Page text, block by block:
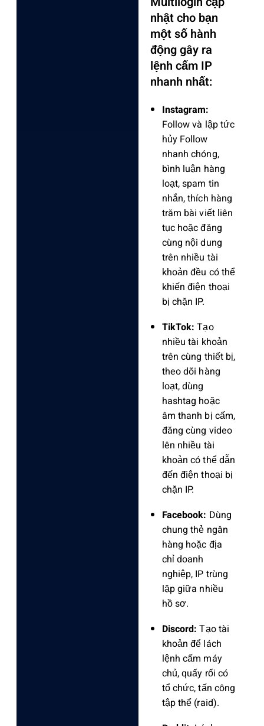
nhật cho bạn
một số hành
động gây ra
lệnh cấm IP
nhanh nhất:
Instagram:
Follow và lập tức
hủy Follow
nhanh chóng,
bình luận hàng
loạt, spam tin
nhắn, thích hàng
trăm bài viết liên
tục hoặc đăng
cùng nội dung
trên nhiều tài
khoản đều có thể
khiến điện thoại
bị chặn IP.
TikTok: Tạo
nhiều tài khoản
trên cùng thiết bị,
theo dõi hàng
loạt, dùng
hashtag hoặc
âm thanh bị cấm,
đăng cùng video
lên nhiều tài
khoản có thể dẫn
đến điện thoại bị
chặn IP.
Facebook: Dùng
chung thẻ ngân
hàng hoặc địa
chỉ doanh
nghiệp, IP trùng
lặp giữa nhiều
hồ sơ.
Discord: Tạo tài
khoản để lách
lệnh cấm máy
chủ, quấy rối có
tổ chức, tấn công
tập thể (raid).